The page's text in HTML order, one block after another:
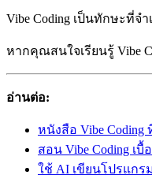
Vibe Coding เป็นทักษะที่
หากคุณสนใจเรียนรู้ Vibe
อ่านต่อ:
หนังสือ Vibe
สอน Vibe Coding เ
ใช้ AI เขียนโปรแก